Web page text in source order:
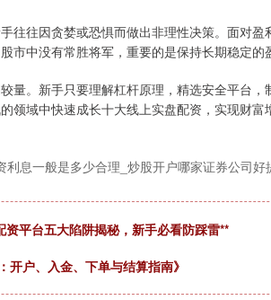
往往因贪婪或恐惧而做出非理性决策。面对
市中没有常胜将军，重要的是保持长期稳定的
量。新手只要理解杠杆原理，精选安全平台
领域中快速成长十大线上实盘配资，实现财
利息一般是多少合理_炒股开户哪家证券公司好
资平台五大陷阱揭秘，新手必看防踩雷**
开户、入金、下单与结算指南》